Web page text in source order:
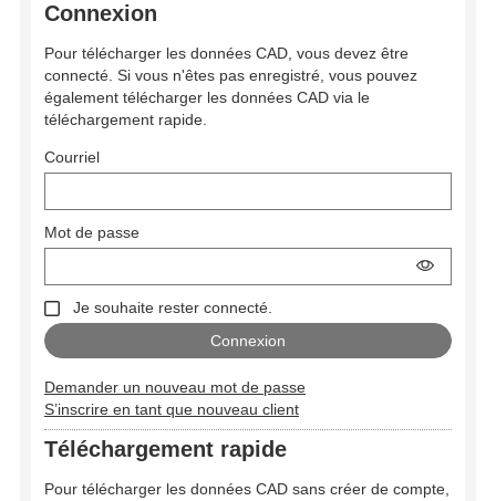
Connexion
Pour télécharger les données CAD, vous devez être
connecté. Si vous n'êtes pas enregistré, vous pouvez
également télécharger les données CAD via le
téléchargement rapide.
Courriel
Mot de passe
Je souhaite rester connecté.
Demander un nouveau mot de passe
S’inscrire en tant que nouveau client
Téléchargement rapide
Pour télécharger les données CAD sans créer de compte,